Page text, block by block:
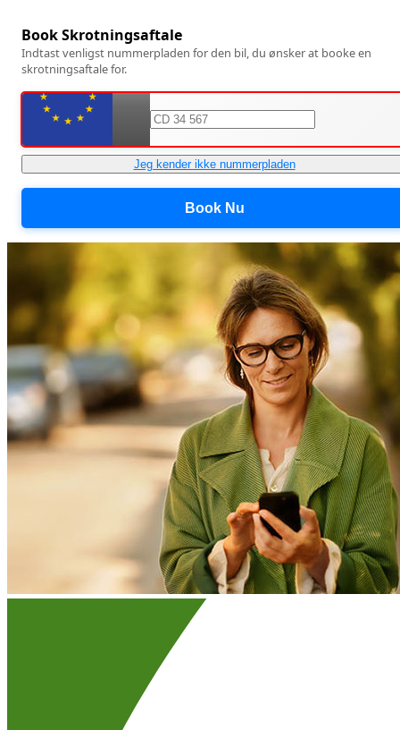
Book Skrotningsaftale
Indtast venligst nummerpladen for den bil, du ønsker at booke en
skrotningsaftale for.
Jeg kender ikke nummerpladen
Book Nu